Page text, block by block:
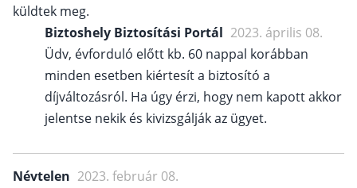
küldtek meg.
Biztoshely Biztosítási Portál 2023. április 08.
Üdv, évforduló előtt kb. 60 nappal korábban
minden esetben kiértesít a biztosító a
díjváltozásról. Ha úgy érzi, hogy nem kapott akkor
jelentse nekik és kivizsgálják az ügyet.
Névtelen 2023. február 08.